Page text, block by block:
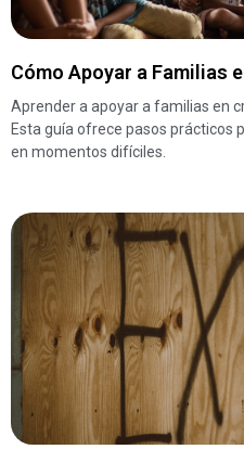
Cómo Apoyar a Familias
Aprender a apoyar a familias en
Esta guía ofrece pasos prácticos
en momentos difíciles.